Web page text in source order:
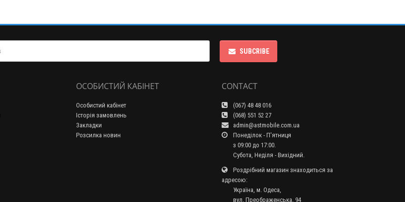
SUBCRIBE
ОСОБИСТИЙ КАБІНЕТ
Особистий кабінет
Історія замовлень
Закладки
Розсилка новин
CONTACT
(067) 48 48 016
(068) 551 52 27
admin@astmobile.com.ua
Понеділок - П'ятниця
з 09:00 до 17:00.
Субота, Неділя - Вихідний.
Роздрібний магазин знаходиться за
адресою:
Україна, м. Одеса,
вул. Преображенська, 94